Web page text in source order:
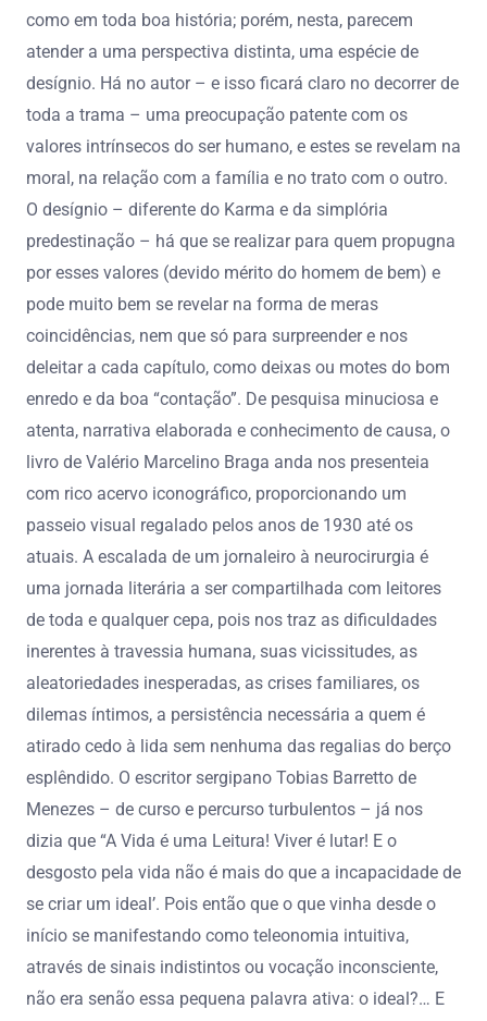
como em toda boa história; porém, nesta, parecem
atender a uma perspectiva distinta, uma espécie de
desígnio. Há no autor – e isso ficará claro no decorrer de
toda a trama – uma preocupação patente com os
valores intrínsecos do ser humano, e estes se revelam na
moral, na relação com a família e no trato com o outro.
O desígnio – diferente do Karma e da simplória
predestinação – há que se realizar para quem propugna
por esses valores (devido mérito do homem de bem) e
pode muito bem se revelar na forma de meras
coincidências, nem que só para surpreender e nos
deleitar a cada capítulo, como deixas ou motes do bom
enredo e da boa “contação”. De pesquisa minuciosa e
atenta, narrativa elaborada e conhecimento de causa, o
livro de Valério Marcelino Braga anda nos presenteia
com rico acervo iconográfico, proporcionando um
passeio visual regalado pelos anos de 1930 até os
atuais. A escalada de um jornaleiro à neurocirurgia é
uma jornada literária a ser compartilhada com leitores
de toda e qualquer cepa, pois nos traz as dificuldades
inerentes à travessia humana, suas vicissitudes, as
aleatoriedades inesperadas, as crises familiares, os
dilemas íntimos, a persistência necessária a quem é
atirado cedo à lida sem nenhuma das regalias do berço
esplêndido. O escritor sergipano Tobias Barretto de
Menezes – de curso e percurso turbulentos – já nos
dizia que “A Vida é uma Leitura! Viver é lutar! E o
desgosto pela vida não é mais do que a incapacidade de
se criar um ideal’. Pois então que o que vinha desde o
início se manifestando como teleonomia intuitiva,
através de sinais indistintos ou vocação inconsciente,
não era senão essa pequena palavra ativa: o ideal?… E